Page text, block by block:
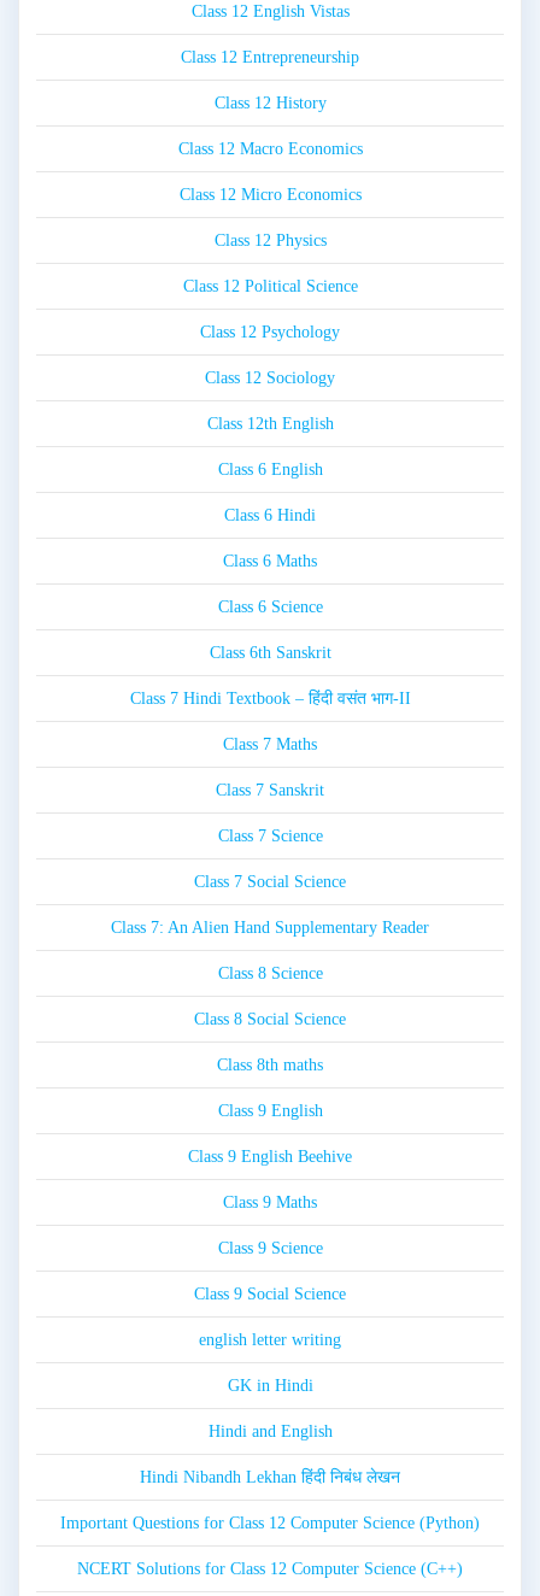
Class 12 English Vistas
Class 12 Entrepreneurship
Class 12 History
Class 12 Macro Economics
Class 12 Micro Economics
Class 12 Physics
Class 12 Political Science
Class 12 Psychology
Class 12 Sociology
Class 12th English
Class 6 English
Class 6 Hindi
Class 6 Maths
Class 6 Science
Class 6th Sanskrit
Class 7 Hindi Textbook – हिंदी वसंत भाग-II
Class 7 Maths
Class 7 Sanskrit
Class 7 Science
Class 7 Social Science
Class 7: An Alien Hand Supplementary Reader
Class 8 Science
Class 8 Social Science
Class 8th maths
Class 9 English
Class 9 English Beehive
Class 9 Maths
Class 9 Science
Class 9 Social Science
english letter writing
GK in Hindi
Hindi and English
Hindi Nibandh Lekhan हिंदी निबंध लेखन
Important Questions for Class 12 Computer Science (Python)
NCERT Solutions for Class 12 Computer Science (C++)